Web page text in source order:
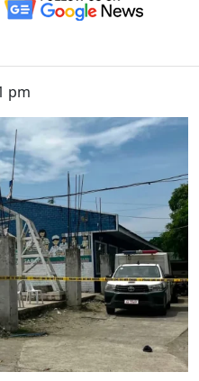
pm